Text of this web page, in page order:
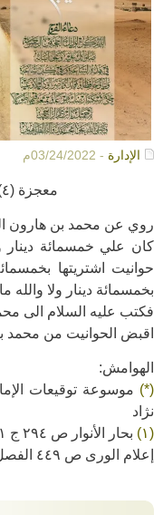
الإدارة - 03/24/2022م
معجزة (٤): اقبض الحوانيت (*) (١)
روي عن محمد بن هارون
كان علي خمسمائة
حوانيت اشتريتها
بخمسمائة دينار ولا
فكتب عليه السلام الى
اقبض الحوانيت من محمد
الهوامش:
(*) موسوعة توقيعات
نژاد
(١)
بحار الأنوار ص ٢٩٤ ج ٥١ باب ١٥_ ما ظهر من معجزاته.
إعلام الورى ص ٤٤٩ الفصل الثاني في ذكر بعض ما روي.